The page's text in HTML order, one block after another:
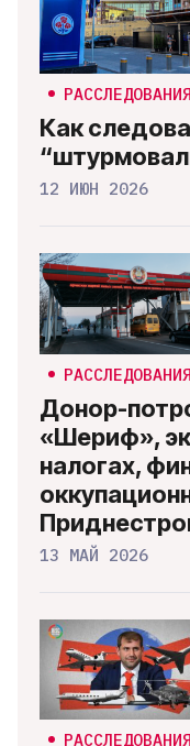
РАССЛЕДОВАНИЯ
Как
12 ИЮН 2026
РАССЛЕДОВАНИЯ
Донор-
«Шериф»,
налогах,
13 МАЙ 2026
РАССЛЕДОВАНИЯ